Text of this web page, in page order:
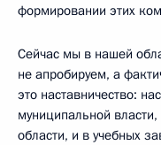
формировании этих
Сейчас мы в нашей
не апробируем, а
это наставничество:
муниципальной власти,
области, и в учебных